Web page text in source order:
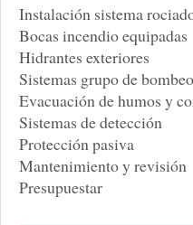
Instalación sistema
Bocas incendio equipadas
Hidrantes exteriores
Sistemas grupo de bombeo
Evacuación de humos y
Sistemas de detección
Protección pasiva
Mantenimiento y revisión
Presupuestar